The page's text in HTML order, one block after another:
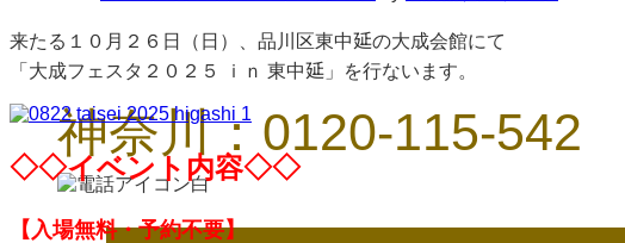
神奈川：0120-115-542
来たる１０月２６日（日）、品川区東中延の大成会館にて
「大成フェスタ２０２５ ｉｎ 東中延」を行ないます。
◇◇イベント内容◇◇
【入場無料・予約不要】